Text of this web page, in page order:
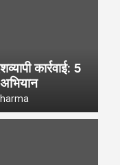
कार्रवाई: 5